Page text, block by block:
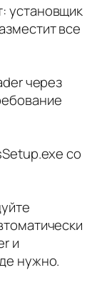
установщик
все
через
со
и
нужно.